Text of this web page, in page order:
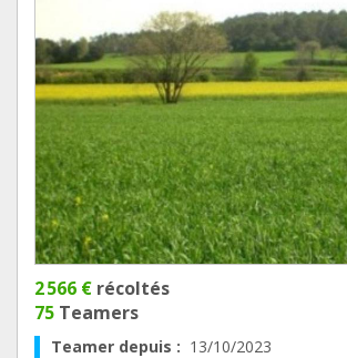
2 566 € récoltés
75 Teamers
Teamer depuis : 13/10/2023